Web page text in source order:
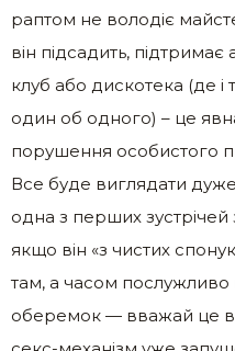
раптом не володіє
він підсадить,
клуб або дискотека (де і
один об одного) – це
порушення особистого
Все буде виглядати
одна з перших зустрічей
якщо він «з чистих
там, а часом послужливо
оберемок — вважай це